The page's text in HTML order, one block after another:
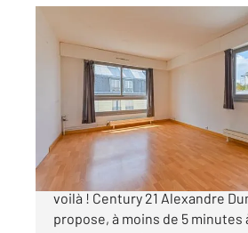
46,01 m , 2 pièces
Ref : 15341
Appartement F2 à
474 900 €
Prenez de la hauteur ! Vous
voilà ! Century 21 Alexandre
propose, à moins de 5 minutes